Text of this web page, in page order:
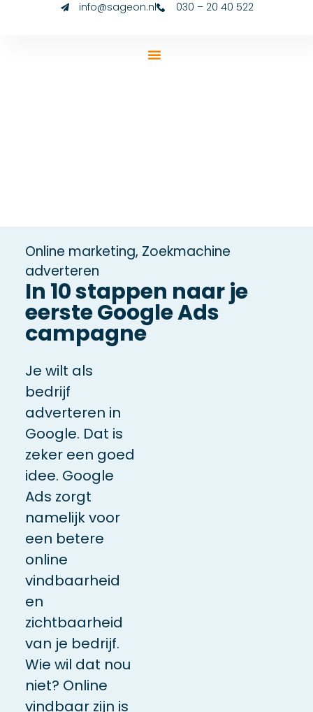
info@sageon.nl 030 – 20 40 522
Online marketing, Zoekmachine
adverteren
In 10 stappen naar je
eerste Google Ads
campagne
Je wilt als
bedrijf
adverteren in
Google. Dat is
zeker een goed
idee. Google
Ads zorgt
namelijk voor
een betere
online
vindbaarheid
en
zichtbaarheid
van je bedrijf.
Wie wil dat nou
niet? Online
vindbaar zijn is